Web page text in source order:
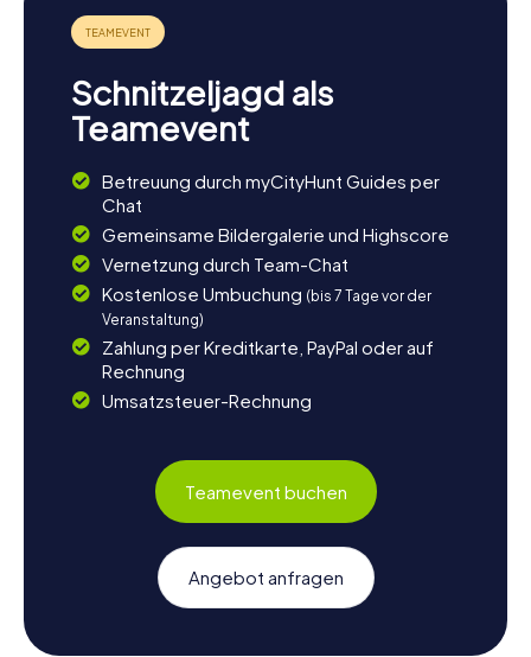
Schnitzeljagd als
Teamevent
Betreuung durch myCityHunt Guides per
Chat
Gemeinsame Bildergalerie und Highscore
Vernetzung durch Team-Chat
Kostenlose Umbuchung (bis 7 Tage vor der
Veranstaltung)
Zahlung per Kreditkarte, PayPal oder auf
Rechnung
Umsatzsteuer-Rechnung
Teamevent buchen
Angebot anfragen